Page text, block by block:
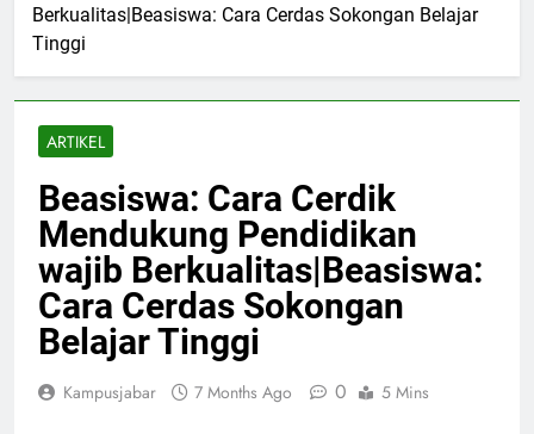
Berkualitas|Beasiswa: Cara Cerdas Sokongan Belajar
Tinggi
ARTIKEL
Beasiswa: Cara Cerdik
Mendukung Pendidikan
wajib Berkualitas|Beasiswa:
Cara Cerdas Sokongan
Belajar Tinggi
Kampusjabar 7 Months Ago 0 5 Mins